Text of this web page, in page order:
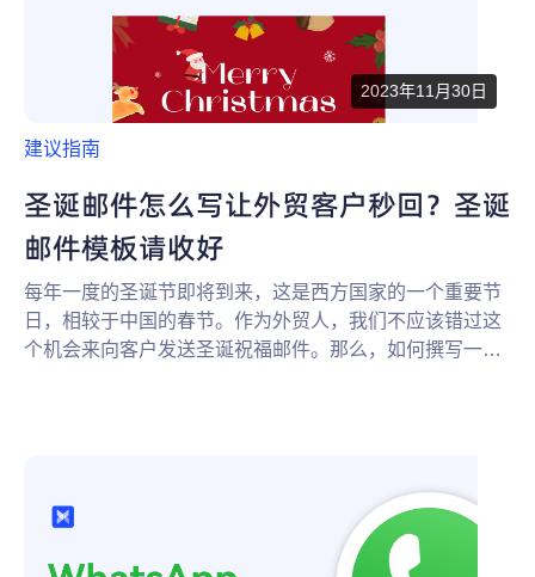
2023年11月30日
建议指南
圣诞邮件怎么写让外贸客户秒回？圣诞
邮件模板请收好
每年一度的圣诞节即将到来，这是西方国家的一个重要节
日，相较于中国的春节。作为外贸人，我们不应该错过这
个机会来向客户发送圣诞祝福邮件。那么，如何撰写一封